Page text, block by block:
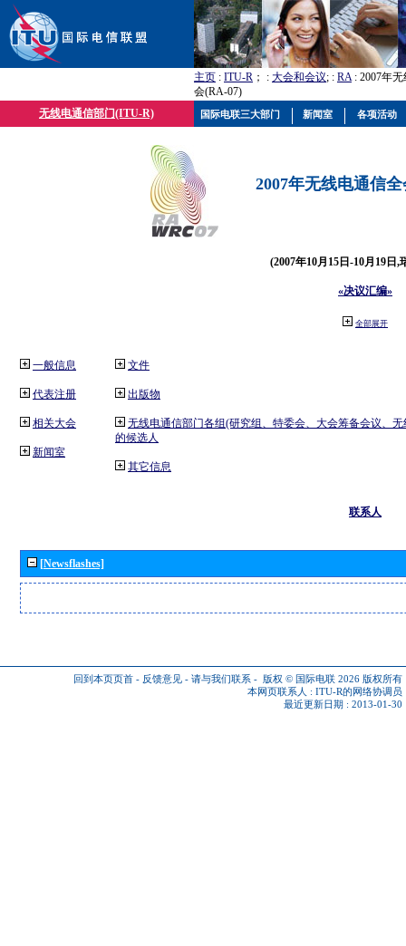
主页 : ITU-R ； : 大会和会议; : RA: 2007年
会(RA-07)
无线电通信部门(ITU-R)
2007年无线电通信
(2007年10月15日-10月19日,
«决议汇编»
全部展开
一般信息
代表注册
相关大会
新闻室
文件
出版物
无线电通信部门各组(研究组、特委会、大会筹备会议、
的候选人
其它信息
联系人
[Newsflashes]
回到本页页首 - 反馈意见 - 请与我们联系 - 版权 © 国际电联 2026 版权所有
本网页联系人 : ITU-R的网络协调员
最近更新日期 : 2013-01-30
国际电联三大部门 新闻室 各项活动